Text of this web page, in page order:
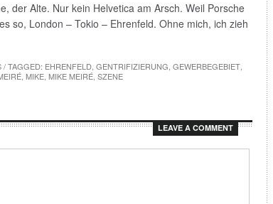
der Alte. Nur kein Helvetica am Arsch. Weil Porsche
so, London – Tokio – Ehrenfeld. Ohne mich, ich zieh
/ TAGGED: EHRENFELD GENTRIFIZIERUNG GEWERBEGEBIET
MIKE MIKE MEIRÉ SZENE
LEAVE A COMMENT